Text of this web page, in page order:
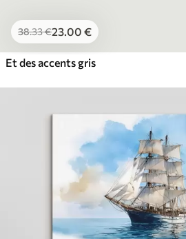
38.33€23.00 €
Et des accents gris